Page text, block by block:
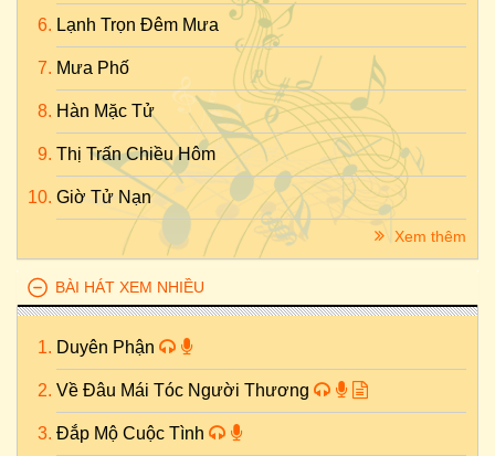
Lạnh Trọn Đêm Mưa
Mưa Phố
Hàn Mặc Tử
Thị Trấn Chiều Hôm
Giờ Tử Nạn
Xem thêm
BÀI HÁT XEM NHIỀU
Duyên Phận
Về Đâu Mái Tóc Người Thương
Đắp Mộ Cuộc Tình